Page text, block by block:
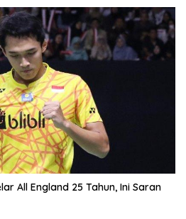
All England 25 Tahun, Ini Saran